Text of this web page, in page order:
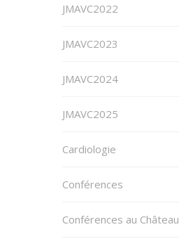
JMAVC2022
JMAVC2023
JMAVC2024
JMAVC2025
Cardiologie
Conférences
Conférences au Château